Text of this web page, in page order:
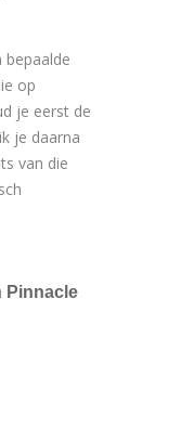
bepaalde
op
je eerst de
je daarna
van die
Pinnacle